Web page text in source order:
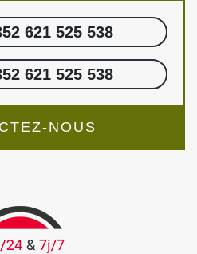
621 525 538
621 525 538
NOUS